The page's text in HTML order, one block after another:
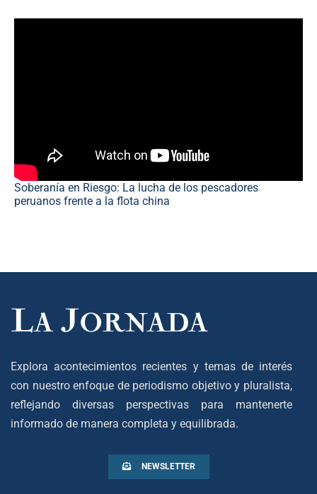
Soberanía en Riesgo: La lucha de los pescadores
peruanos frente a la flota china
Explora acontecimientos recientes y temas de interés
con nuestro enfoque de periodismo objetivo y pluralista,
reflejando diversas perspectivas para mantenerte
informado de manera completa y equilibrada.
NEWSLETTER